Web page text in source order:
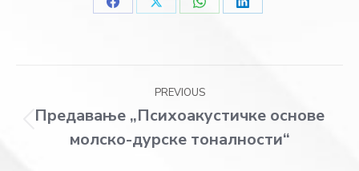
Share
Share
Share
WhatsApp
Share
LinkedIn
navigation
PREVIOUS
Previous
post:
Предавање „Психоакустичке основе
молско-дурске тоналности“